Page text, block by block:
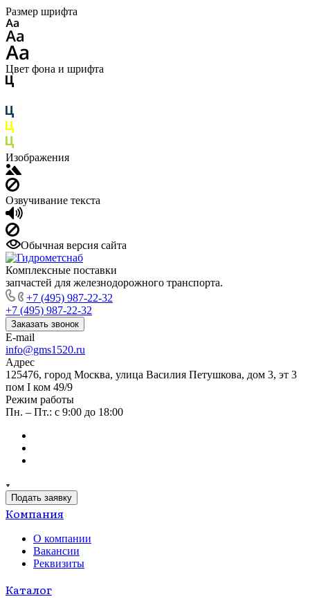
Размер шрифта
Цвет фона и шрифта
Изображения
Озвучивание текста
Обычная версия сайта
Комплексные поставки
запчастей для железнодорожного транспорта.
+7 (495) 987-22-32
+7 (495) 987-22-32
Заказать звонок
E-mail
info@gms1520.ru
Адрес
125476, город Москва, улица Василия Петушкова, дом 3, эт 3
пом I ком 49/9
Режим работы
Пн. – Пт.: с 9:00 до 18:00
Подать заявку
Компания
О компании
Вакансии
Реквизиты
Каталог